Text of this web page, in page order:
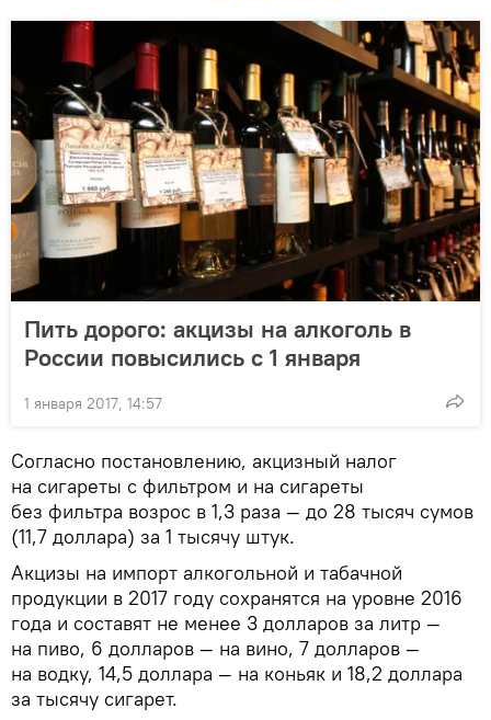
Пить дорого: акцизы на алкоголь в
России повысились с 1 января
1 января 2017, 14:57
Согласно постановлению, акцизный налог
на сигареты с фильтром и на сигареты
без фильтра возрос в 1,3 раза — до 28 тысяч сумов
(11,7 доллара) за 1 тысячу штук.
Акцизы на импорт алкогольной и табачной
продукции в 2017 году сохранятся на уровне 2016
года и составят не менее 3 долларов за литр —
на пиво, 6 долларов — на вино, 7 долларов —
на водку, 14,5 доллара — на коньяк и 18,2 доллара
за тысячу сигарет.